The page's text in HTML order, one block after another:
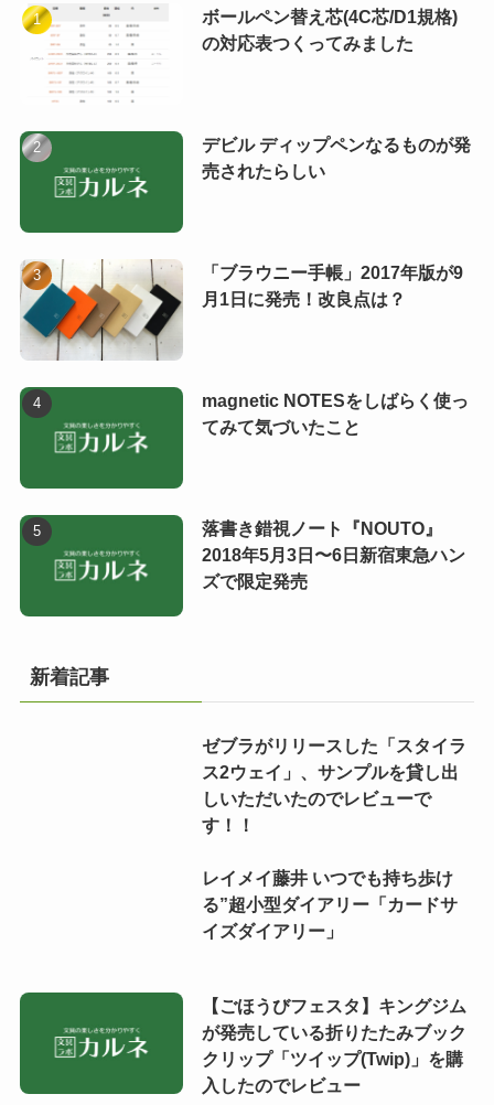
ボールペン替え芯(4C芯/D1規格)
の対応表つくってみました
デビル ディップペンなるものが発
売されたらしい
「ブラウニー手帳」2017年版が9
月1日に発売！改良点は？
magnetic NOTESをしばらく使っ
てみて気づいたこと
落書き錯視ノート『NOUTO』
2018年5月3日〜6日新宿東急ハン
ズで限定発売
新着記事
ゼブラがリリースした「スタイラ
ス2ウェイ」、サンプルを貸し出
しいただいたのでレビューで
す！！
レイメイ藤井 いつでも持ち歩け
る”超小型ダイアリー「カードサ
イズダイアリー」
【ごほうびフェスタ】キングジム
が発売している折りたたみブック
クリップ「ツイップ(Twip)」を購
入したのでレビュー